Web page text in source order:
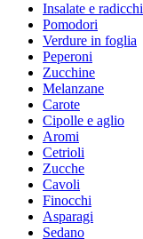
Insalate e radicchi
Pomodori
Verdure in foglia
Peperoni
Zucchine
Melanzane
Carote
Cipolle e aglio
Aromi
Cetrioli
Zucche
Cavoli
Finocchi
Asparagi
Sedano